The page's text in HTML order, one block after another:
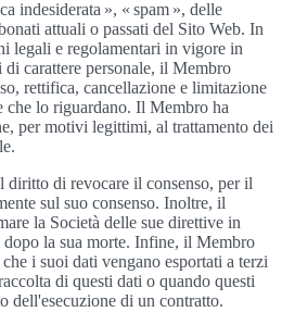
indesiderata », « spam », delle
attuali o passati del Sito Web. In
legali e regolamentari in vigore in
carattere personale, il Membro
rettifica, cancellazione e limitazione
che lo riguardano. Il Membro ha
per motivi legittimi, al trattamento dei
diritto di revocare il consenso, per il
sul suo consenso. Inoltre, il
la Società delle sue direttive in
la sua morte. Infine, il Membro
i suoi dati vengano esportati a terzi
di questi dati o quando questi
dell'esecuzione di un contratto.